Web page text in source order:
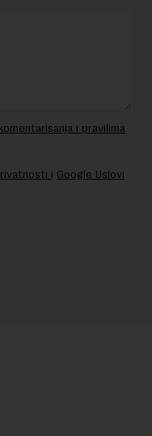
i pravilima
i Google Uslovi